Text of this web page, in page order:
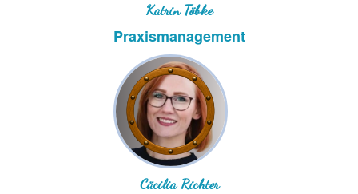
Katrin Töbke
Praxismanagement
Cäcilia Richter